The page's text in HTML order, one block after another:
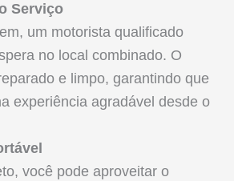
Serviço
um motorista qualificado
no local combinado. O
e limpo, garantindo que
experiência agradável desde o
você pode aproveitar o